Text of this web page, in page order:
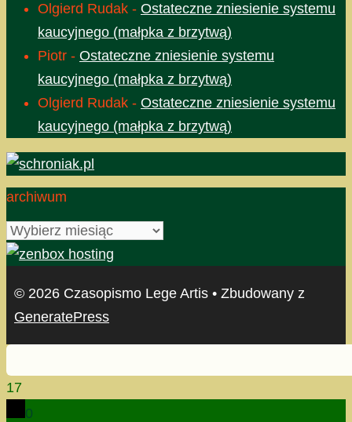
Olgierd Rudak - Ostateczne zniesienie systemu
kaucyjnego (małpka z brzytwą)
Piotr - Ostateczne zniesienie systemu
kaucyjnego (małpka z brzytwą)
Olgierd Rudak - Ostateczne zniesienie systemu
kaucyjnego (małpka z brzytwą)
archiwum
archiwum
© 2026 Czasopismo Lege Artis • Zbudowany z
GeneratePress
17
0